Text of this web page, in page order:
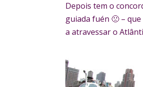
Depois tem o
guiada fuén 🙁 –
a atravessar o